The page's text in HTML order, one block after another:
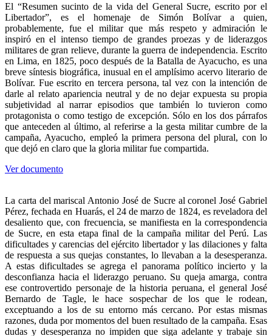
El “Resumen sucinto de la vida del General Sucre, escrito por el
Libertador”, es el homenaje de Simón Bolívar a quien,
probablemente, fue el militar que más respeto y admiración le
inspiró en el intenso tiempo de grandes proezas y de liderazgos
militares de gran relieve, durante la guerra de independencia. Escrito
en Lima, en 1825, poco después de la Batalla de Ayacucho, es una
breve síntesis biográfica, inusual en el amplísimo acervo literario de
Bolívar. Fue escrito en tercera persona, tal vez con la intención de
darle al relato apariencia neutral y de no dejar expuesta su propia
subjetividad al narrar episodios que también lo tuvieron como
protagonista o como testigo de excepción. Sólo en los dos párrafos
que anteceden al último, al referirse a la gesta militar cumbre de la
campaña, Ayacucho, empleó la primera persona del plural, con lo
que dejó en claro que la gloria militar fue compartida.
Ver documento
La carta del mariscal Antonio José de Sucre al coronel José Gabriel
Pérez, fechada en Huarás, el 24 de marzo de 1824, es reveladora del
desaliento que, con frecuencia, se manifiesta en la correspondencia
de Sucre, en esta etapa final de la campaña militar del Perú. Las
dificultades y carencias del ejército libertador y las dilaciones y falta
de respuesta a sus quejas constantes, lo llevaban a la desesperanza.
A estas dificultades se agrega el panorama político incierto y la
desconfianza hacia el liderazgo peruano. Su queja amarga, contra
ese controvertido personaje de la historia peruana, el general José
Bernardo de Tagle, le hace sospechar de los que le rodean,
exceptuando a los de su entorno más cercano. Por estas mismas
razones, duda por momentos del buen resultado de la campaña. Esas
dudas y desesperanza no impiden que siga adelante y trabaje sin